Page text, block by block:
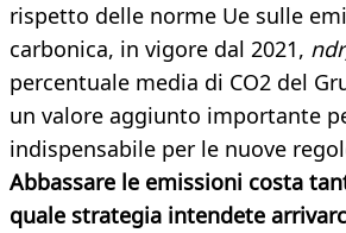
rispetto delle norme Ue sulle
carbonica, in vigore dal 2021,
percentuale media di CO2 del
un valore aggiunto importante
indispensabile per le nuove
Abbassare le emissioni costa
quale strategia intendete